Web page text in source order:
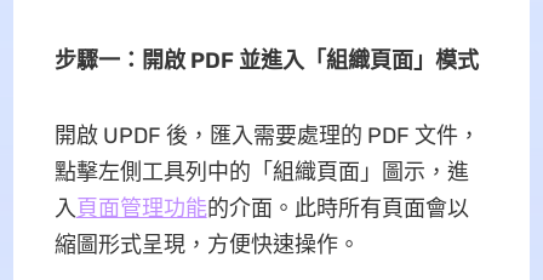
步驟一：開啟 PDF 並進入「組織頁面」模式
開啟 UPDF 後，匯入需要處理的 PDF 文件，
點擊左側工具列中的「組織頁面」圖示，進
入頁面管理功能的介面。此時所有頁面會以
縮圖形式呈現，方便快速操作。